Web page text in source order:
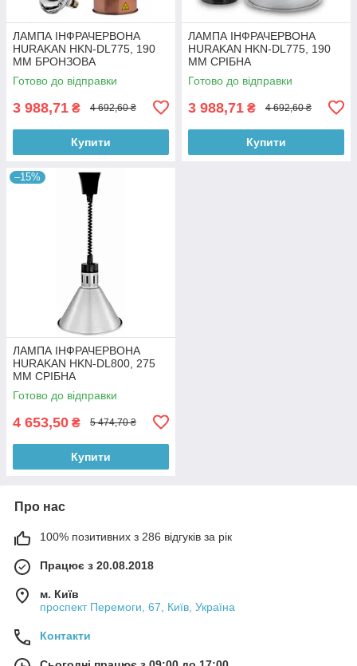
ЛАМПА ІНФРАЧЕРВОНА
HURAKAN HKN-DL775, 190
ММ БРОНЗОВА
Готово до відправки
3 988,71 ₴ 4 692,60 ₴
Купити
ЛАМПА ІНФРАЧЕРВОНА
HURAKAN HKN-DL775, 190
ММ СРІБНА
Готово до відправки
3 988,71 ₴ 4 692,60 ₴
Купити
–15%
ЛАМПА ІНФРАЧЕРВОНА
HURAKAN HKN-DL800, 275
ММ СРІБНА
Готово до відправки
4 653,50 ₴ 5 474,70 ₴
Купити
Про нас
100% позитивних з 286 відгуків за рік
Працює з 20.08.2018
м. Київ
проспект Перемоги, 67, Київ, Україна
Контакти